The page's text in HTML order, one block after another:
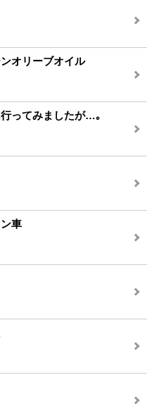
オリーブオイル
ってみましたが…｡
車